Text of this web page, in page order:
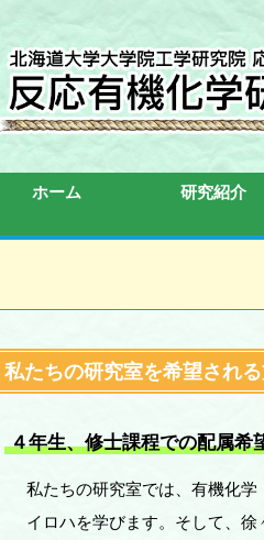
ホーム 研究紹介
私たちの研究室を希望され
４年生、修士課程での配属希
私たちの研究室では、有機化
イロハを学びます。そして、